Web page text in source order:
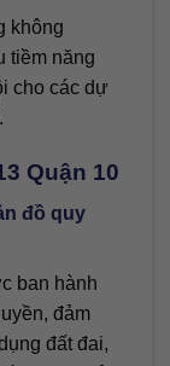
không
tiềm năng
cho các dự
Quận 10
đồ quy
ban hành
đảm
đất đai,